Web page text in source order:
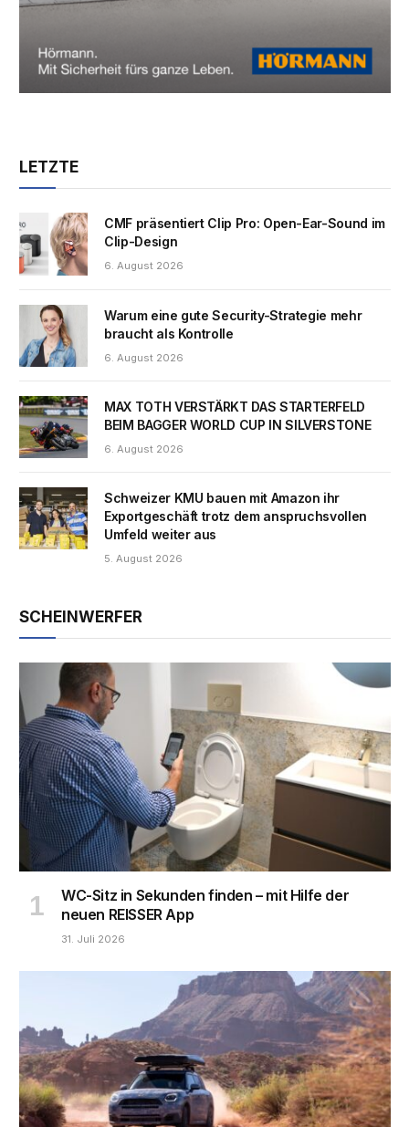
LETZTE
CMF präsentiert Clip Pro: Open-Ear-Sound im
Clip-Design
6. August 2026
Warum eine gute Security-Strategie mehr
braucht als Kontrolle
6. August 2026
MAX TOTH VERSTÄRKT DAS STARTERFELD
BEIM BAGGER WORLD CUP IN SILVERSTONE
6. August 2026
Schweizer KMU bauen mit Amazon ihr
Exportgeschäft trotz dem anspruchsvollen
Umfeld weiter aus
5. August 2026
SCHEINWERFER
WC-Sitz in Sekunden finden – mit Hilfe der
neuen REISSER App
31. Juli 2026